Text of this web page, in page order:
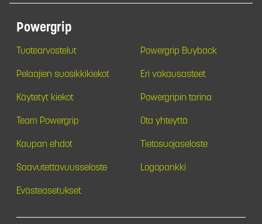
Powergrip
Tuotearvostelut Powergrip Buyback
Pelaajien suosikkikiekot Eri vakausasteet
Käytetyt kiekot Powergripin tarina
Team Powergrip Ota yhteyttä
Kaupan ehdot Tietosuojaseloste
Saavutettavuusseloste Logopankki
Evästeasetukset